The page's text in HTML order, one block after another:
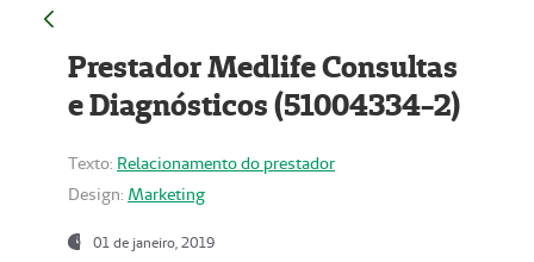
Prestador Medlife Consultas
e Diagnósticos (51004334-2)
Texto: Relacionamento do prestador
Design: Marketing
01 de janeiro, 2019